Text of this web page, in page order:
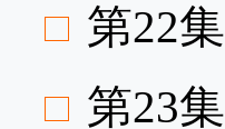
第22集
第23集